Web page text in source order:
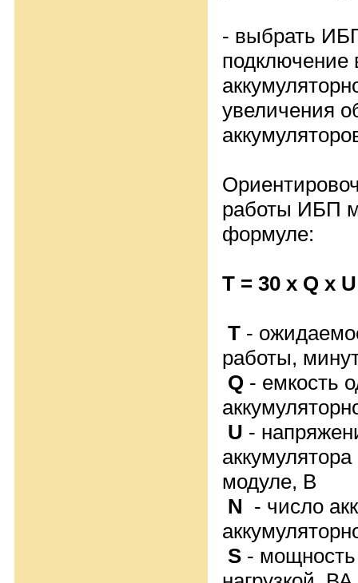
- выбрать
подключение
увеличения
работы ИБП
формуле:
Т = 30 х Q
Т -
работы,
Q - емкость
U -
модуле, В
N - число
S -